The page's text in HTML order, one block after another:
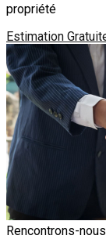
propriété
Estimation
Rencontrons-